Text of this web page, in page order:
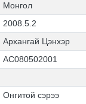
Монгол
2008.5.2
Архангай Цэнхэр
АС080502001
Онгитой сэрээ